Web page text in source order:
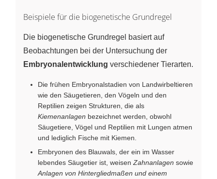
Beispiele für die biogenetische Grundregel
Die biogenetische Grundregel basiert auf
Beobachtungen bei der Untersuchung der
Embryonalentwicklung verschiedener Tierarten.
Die frühen Embryonalstadien von Landwirbeltieren
wie den Säugetieren, den Vögeln und den
Reptilien zeigen Strukturen, die als
Kiemenanlagen bezeichnet werden, obwohl
Säugetiere, Vögel und Reptilien mit Lungen atmen
und lediglich Fische mit Kiemen.
Embryonen des Blauwals, der ein im Wasser
lebendes Säugetier ist, weisen Zahnanlagen sowie
Anlagen von Hintergliedmaßen und einem